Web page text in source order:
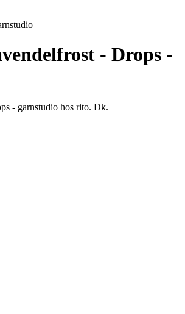
- Drops -
- garnstudio hos rito. Dk.